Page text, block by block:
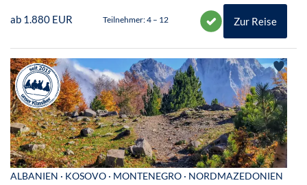
ab 1.880 EUR Teilnehmer: 4 – 12 Zur Reise
ALBANIEN · KOSOVO · MONTENEGRO · NORDMAZEDONIEN